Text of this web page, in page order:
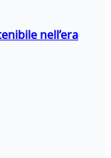
nell’era